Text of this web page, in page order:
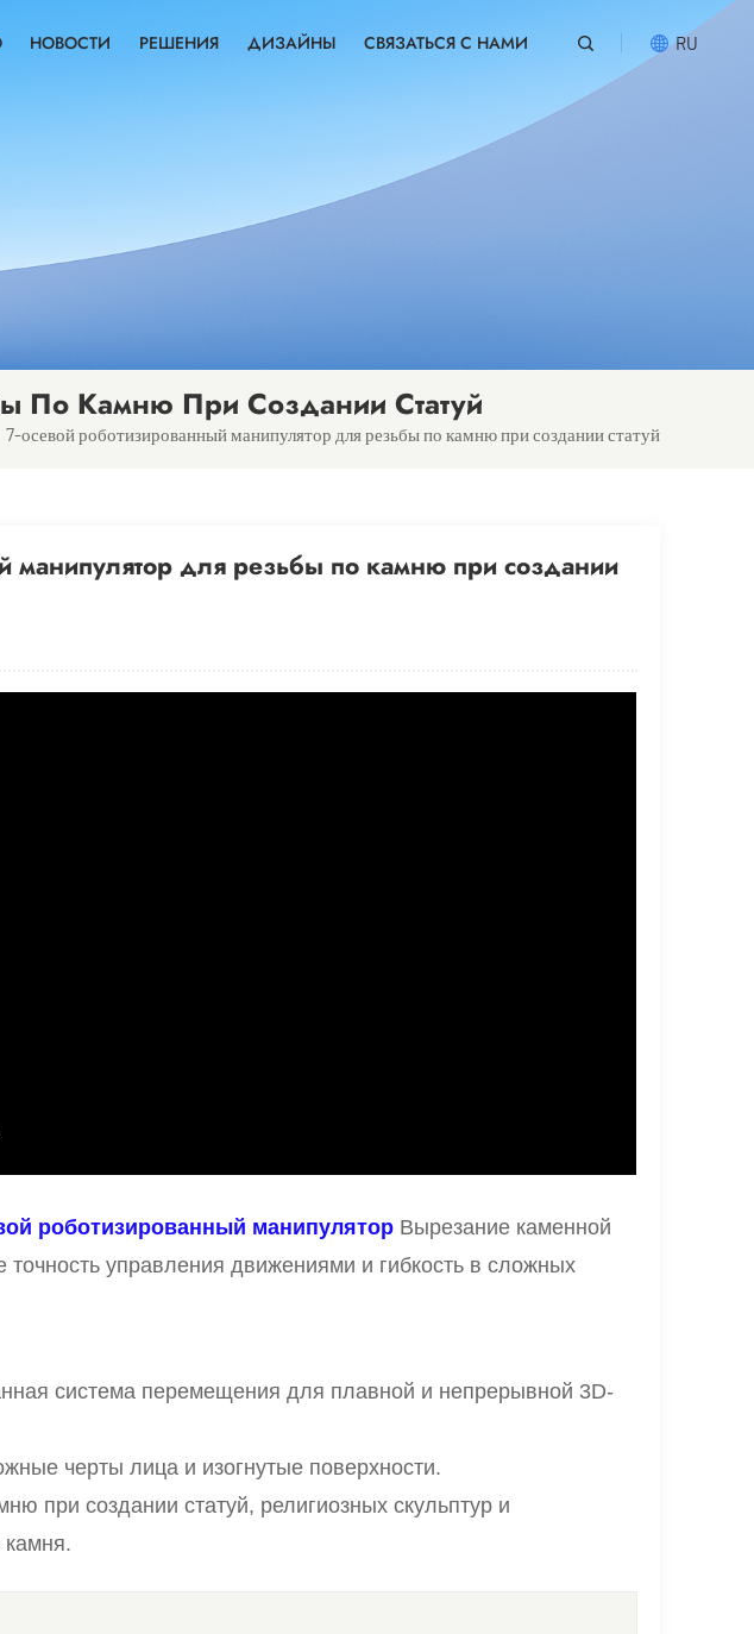
НОВОСТИ РЕШЕНИЯ ДИЗАЙНЫ СВЯЗАТЬСЯ С НАМИ RU
العربية
По Камню При Создании Статуй
7-осевой роботизированный манипулятор для резьбы по камню при создании статуй
манипулятор для резьбы по камню при создании
роботизированный манипулятор Вырезание каменной
управления движениями и гибкость в сложных
система перемещения для плавной и непрерывной 3D-
черты лица и изогнутые поверхности.
при создании статуй, религиозных скульптур и
камня.